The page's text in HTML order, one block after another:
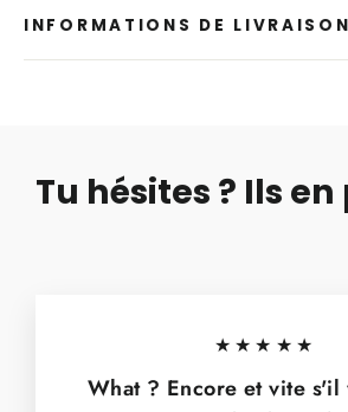
INFORMATIONS DE LIVRAISON
Tu hésites ? Ils
★★★★★
What ? Encore et vite s'il